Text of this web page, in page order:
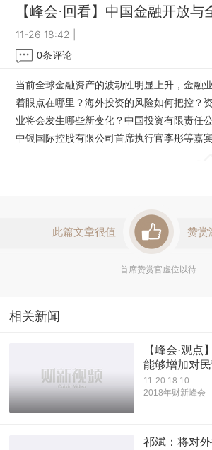
【峰会·回看】中国金融开放与
11-26 18:42
0条评论
当前全球金融资产的波动性明显上升，金融
着眼点在哪里？海外投资的风险如何把控？
业将会发生哪些新变化？中国投资有限责任
中银国际控股有限公司首席执行官李彤等嘉
此篇文章很值 赞赏
首席赞赏官虚位以待
相关新闻
【峰会·观
能够增加对
11-20 18:10
2018年财新峰会
祁斌：将对